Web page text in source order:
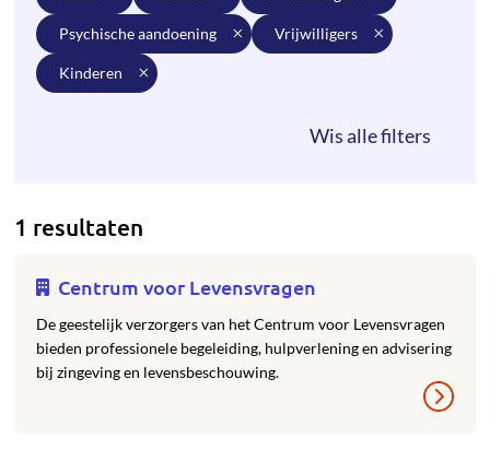
psychische aandoening vrijwilligers
kinderen
1 resultaten
Centrum voor Levensvragen
De geestelijk verzorgers van het Centrum voor Levensvragen
bieden professionele begeleiding, hulpverlening en advisering
bij zingeving en levensbeschouwing.